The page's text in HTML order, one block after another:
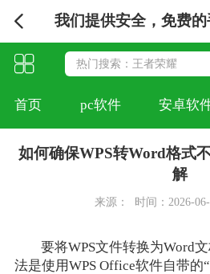
我们提供安全，免费的
首页 pc软件 安卓软
如何确保WPS转Word格式
解
来源： 时间：2026-
要将WPS文件转换为Word
法是使用WPS Office软件自带的